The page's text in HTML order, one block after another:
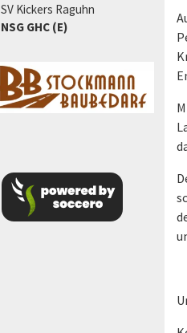
SV Kickers Raguhn
NSG GHC (E)